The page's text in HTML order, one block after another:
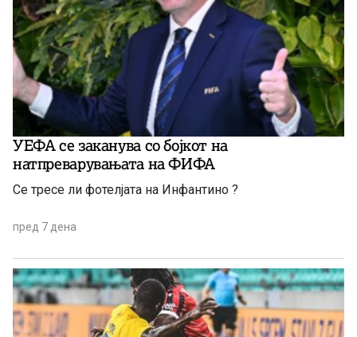
УЕФА се заканува со бојкот на
натпреварувањата на ФИФА
Се тресе ли фотелјата на Инфантино ?
пред 7 дена